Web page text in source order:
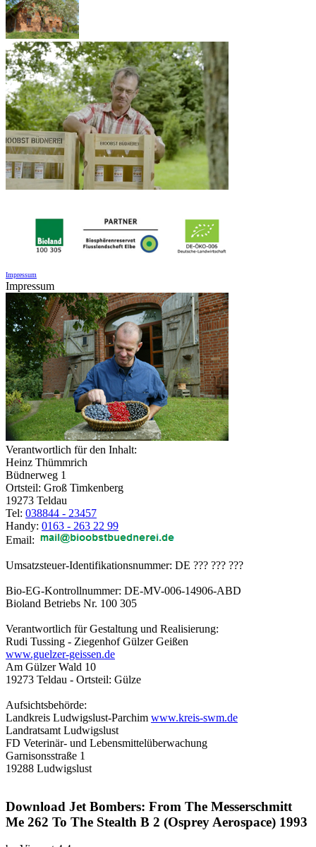
Impressum
Impressum
Verantwortlich für den Inhalt:
Heinz Thümmrich
Büdnerweg 1
Ortsteil: Groß Timkenberg
19273 Teldau
Tel: 038844 - 23457
Handy: 0163 - 263 22 99
Email:
Umsatzsteuer-Identifikationsnummer: DE ??? ??? ???
Bio-EG-Kontrollnummer: DE-MV-006-14906-ABD
Bioland Betriebs Nr. 100 305
Verantwortlich für Gestaltung und Realisierung:
Rudi Tussing - Ziegenhof Gülzer Geißen
www.guelzer-geissen.de
Am Gülzer Wald 10
19273 Teldau - Ortsteil: Gülze
Aufsichtsbehörde:
Landkreis Ludwigslust-Parchim www.kreis-swm.de
Landratsamt Ludwigslust
FD Veterinär- und Lebensmittelüberwachung
Garnisonsstraße 1
19288 Ludwigslust
Download Jet Bombers: From The Messerschmitt
Me 262 To The Stealth B 2 (Osprey Aerospace) 1993